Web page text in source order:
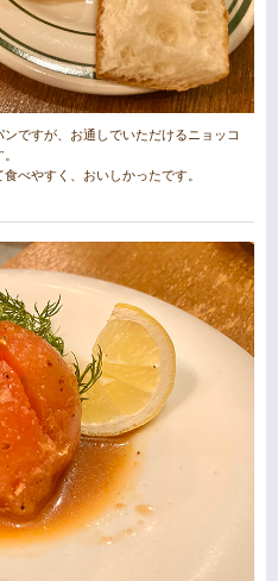
ですが、お通しでいただけるニョッコ
べやすく、おいしかったです。